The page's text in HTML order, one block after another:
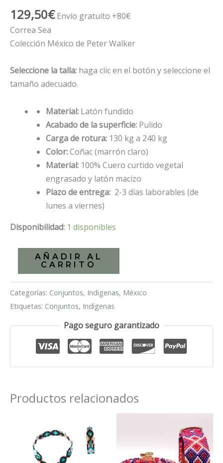
129,50€ Envío gratuito +80€
Correa Sea
Colección México de Peter Walker
Seleccione la talla: haga clic en el botón y seleccione el
tamaño adecuado.
Material: Latón fundido
Acabado de la superficie: Pulido
Carga de rotura: 130 kg a 240 kg
Color:Coñac (marrón claro)
Material: 100% Cuero curtido vegetal
engrasado y latón macizo
Plazo de entrega: 2-3 días laborables (de
lunes a viernes)
Disponibilidad: 1 disponibles
correa
artesanal
para
cantidad
AÑADIR AL
CARRITO
Categorías: Conjuntos, Indigenas, México
Etiquetas: Conjuntos, Indígenas
Pago seguro garantizado
Productos relacionados